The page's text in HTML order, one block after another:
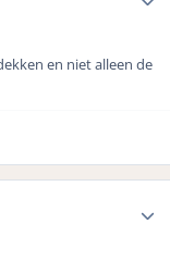
en niet alleen de